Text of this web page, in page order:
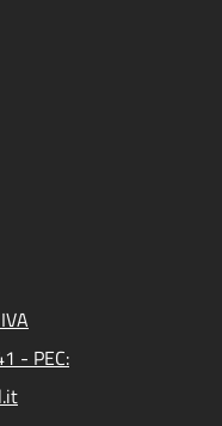
- PEC: